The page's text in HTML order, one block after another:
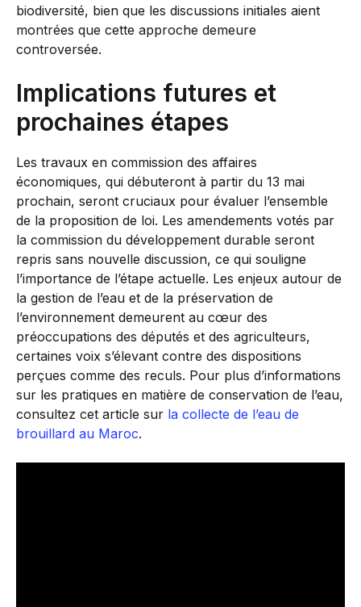
biodiversité, bien que les discussions initiales aient
montrées que cette approche demeure
controversée.
Implications futures et
prochaines étapes
Les travaux en commission des affaires
économiques, qui débuteront à partir du 13 mai
prochain, seront cruciaux pour évaluer l’ensemble
de la proposition de loi. Les amendements votés par
la commission du développement durable seront
repris sans nouvelle discussion, ce qui souligne
l’importance de l’étape actuelle. Les enjeux autour de
la gestion de l’eau et de la préservation de
l’environnement demeurent au cœur des
préoccupations des députés et des agriculteurs,
certaines voix s’élevant contre des dispositions
perçues comme des reculs. Pour plus d’informations
sur les pratiques en matière de conservation de l’eau,
consultez cet article sur la collecte de l’eau de
brouillard au Maroc.